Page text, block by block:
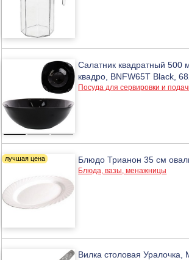
Салатник квадратный 500
квадро, BNFW65T Black,
Посуда для сервировки и
Блюдо Трианон 35 см
Блюда, вазы, менажницы
Вилка столовая